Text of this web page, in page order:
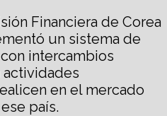
Financiera de Corea
un sistema de
intercambios
en el mercado
país.